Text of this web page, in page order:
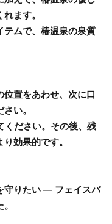
ます。
テムで、椿温泉の泉質
位置をあわせ、次に口
い。
ください。その後、残
効果的です。
守りたい ― フェイスパ